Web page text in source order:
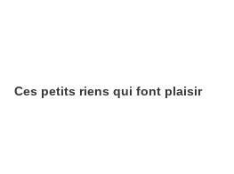
Ces petits riens qui font plaisir